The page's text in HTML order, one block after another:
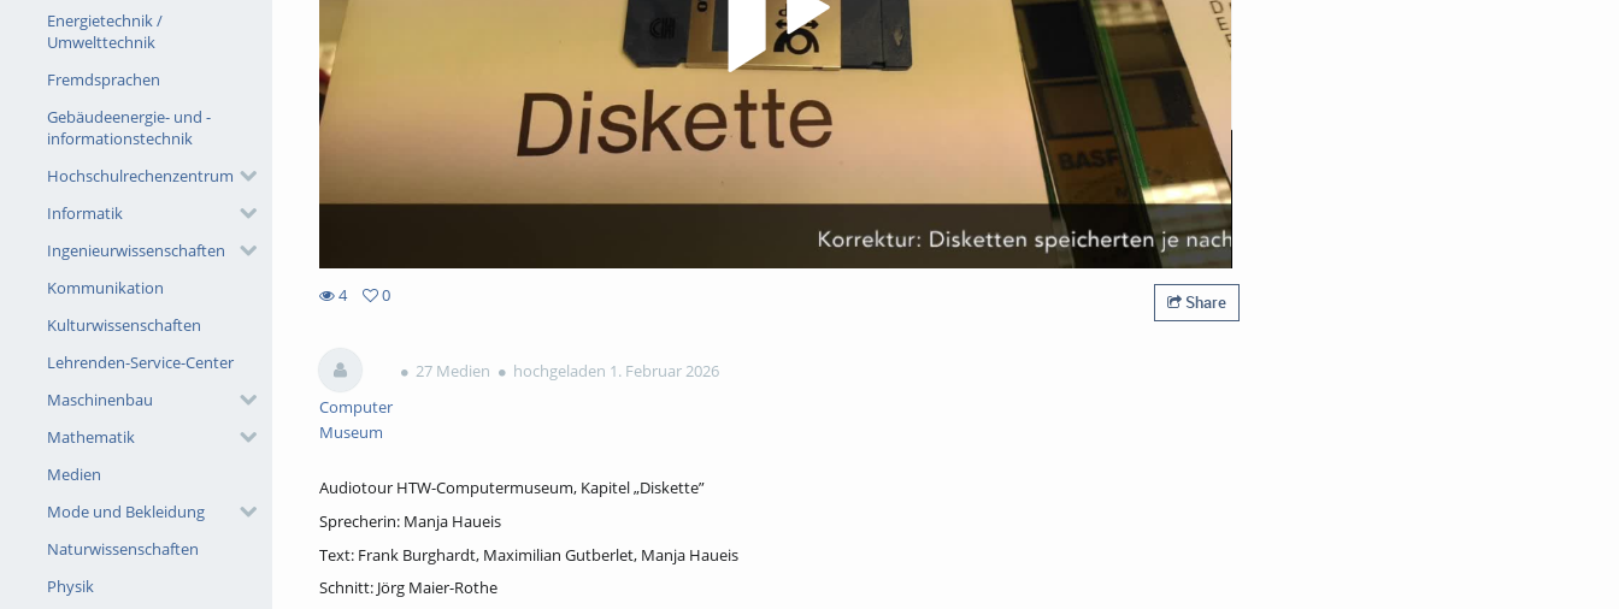
Energietechnik /
Umwelttechnik
Fremdsprachen
Gebäudeenergie- und -
informationstechnik
Hochschulrechenzentrum
Informatik
Ingenieurwissenschaften
Kommunikation
Kulturwissenschaften
Lehrenden-Service-Center
Maschinenbau
Mathematik
Medien
Mode und Bekleidung
Naturwissenschaften
Physik
4
views
0
Share
Computer
Museum
27 Medien hochgeladen 1. Februar 2026
Audiotour HTW-Computermuseum, Kapitel „Diskette”
Sprecherin: Manja Haueis
Text: Frank Burghardt, Maximilian Gutberlet, Manja Haueis
Schnitt: Jörg Maier-Rothe